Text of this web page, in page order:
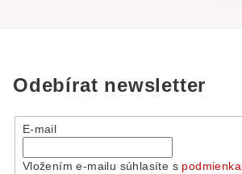
Odebírat newsletter
E-mail
Vložením e-mailu súhlasíte s